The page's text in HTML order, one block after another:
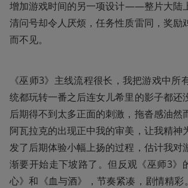
增加游戏时间的另一项设计——整片大陆
清问号却令人厌烦，任务性质雷同，奖励
而不见。
《巫师3》主线流程很长，我把游戏中所
统都玩转一番之后连女儿希里的影子都还
后期得不到太多正面的刺激，拖沓感油然
阿瓦拉克的出现正中我的审美，让我精神
发了后期体验小幅上扬的过程，估计我对
渐要开始走下坡路了。但反观《巫师3》
心》和《血与酒》，节奏紧凑，剧情精彩